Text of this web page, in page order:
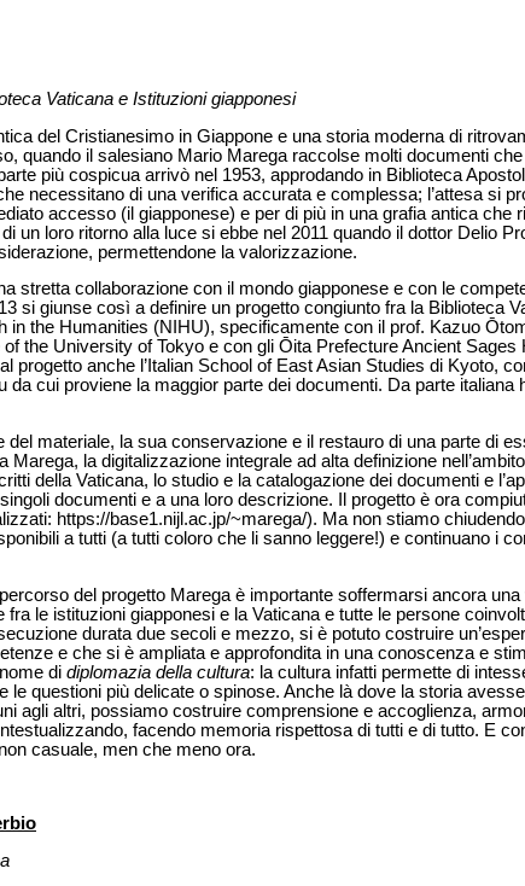
Vaticana e Istituzioni giapponesi
del Cristianesimo in Giappone e una storia moderna di
quando il salesiano Mario Marega raccolse molti documenti
più cospicua arrivò nel 1953, approdando in Biblioteca
necessitano di una verifica accurata e complessa; l’attesa si
accesso (il giapponese) e per di più in una grafia antica che
un loro ritorno alla luce si ebbe nel 2011 quando il dottor Delio
permettendone la valorizzazione.
stretta collaborazione con il mondo giapponese e con le
si giunse così a definire un progetto congiunto fra la Biblioteca
in the Humanities (NIHU), specificamente con il prof. Kazuo
the University of Tokyo e con gli Ōita Prefecture Ancient
progetto anche l’Italian School of East Asian Studies di Kyoto,
da cui proviene la maggior parte dei documenti. Da parte italiana
del materiale, la sua conservazione e il restauro di una parte di
la digitalizzazione integrale ad alta definizione
della Vaticana, lo studio e la catalogazione dei documenti e
documenti e a una loro descrizione. Il progetto è ora
https://base1.nijl.ac.jp/~marega/). Ma non stiamo
a tutti (a tutti coloro che li sanno leggere!) e continuano i
del progetto Marega è importante soffermarsi ancora
le istituzioni giapponesi e la Vaticana e tutte le persone
durata due secoli e mezzo, si è potuto costruire
e che si è ampliata e approfondita in una conoscenza e
di diplomazia della cultura: la cultura infatti permette di
questioni più delicate o spinose. Anche là dove la storia
agli altri, possiamo costruire comprensione e accoglienza,
facendo memoria rispettosa di tutti e di tutto. E
casuale, men che meno ora.